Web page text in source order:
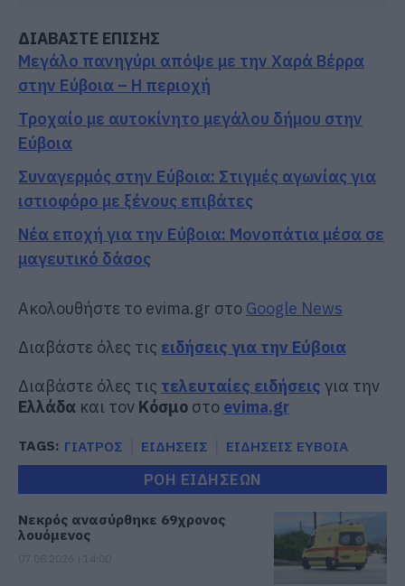
ΔΙΑΒΑΣΤΕ ΕΠΙΣΗΣ
Μεγάλο πανηγύρι απόψε με την Χαρά Βέρρα
στην Εύβοια – Η περιοχή
Τροχαίο με αυτοκίνητο μεγάλου δήμου στην
Εύβοια
Συναγερμός στην Εύβοια: Στιγμές αγωνίας για
ιστιοφόρο με ξένους επιβάτες
Νέα εποχή για την Εύβοια: Μονοπάτια μέσα σε
μαγευτικό δάσος
Ακολουθήστε το evima.gr στο Google News
Διαβάστε όλες τις ειδήσεις για την Εύβοια
Διαβάστε όλες τις τελευταίες ειδήσεις για την
Ελλάδα και τον Κόσμο στο evima.gr
TAGS: ΓΙΑΤΡΟΣ ΕΙΔΗΣΕΙΣ ΕΙΔΗΣΕΙΣ ΕΥΒΟΙΑ
ΡΟΗ ΕΙΔΗΣΕΩΝ
Νεκρός ανασύρθηκε 69χρονος
λουόμενος